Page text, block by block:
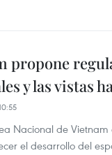
propone
y las vistas
Nacional de
el desarrollo del